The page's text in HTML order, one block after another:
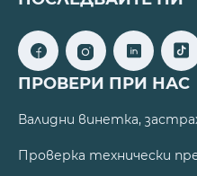
ПРОВЕРИ ПРИ НАС
Валидни винетка,
Проверка технически